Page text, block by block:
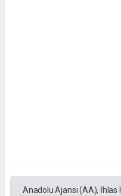
Anadolu Ajansı (AA), İhlas